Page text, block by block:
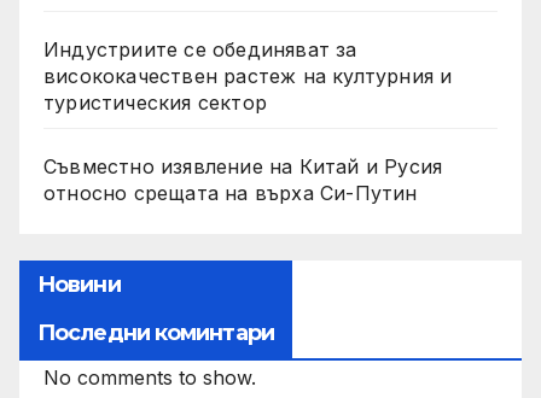
Индустриите се обединяват за
висококачествен растеж на културния и
туристическия сектор
Съвместно изявление на Китай и Русия
относно срещата на върха Си-Путин
Новини
Последни коминтари
No comments to show.